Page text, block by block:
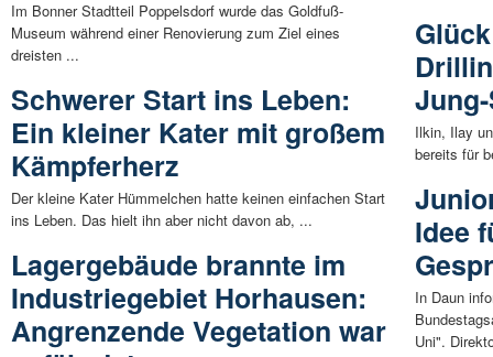
Im Bonner Stadtteil Poppelsdorf wurde das Goldfuß-
Museum während einer Renovierung zum Ziel eines
dreisten ...
Schwerer Start ins Leben:
Ein kleiner Kater mit großem
Kämpferherz
Der kleine Kater Hümmelchen hatte keinen einfachen Start
ins Leben. Das hielt ihn aber nicht davon ab, ...
Lagergebäude brannte im
Industriegebiet Horhausen:
Angrenzende Vegetation war
Ilkin, Ilay
bereits für
Idee
In Daun
Uni".